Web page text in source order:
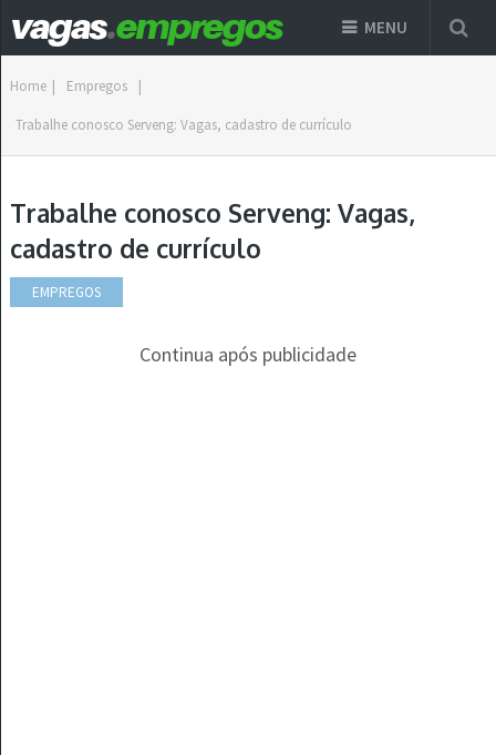
MENU
Home | Empregos |
Trabalhe conosco Serveng: Vagas, cadastro de currículo
Trabalhe conosco Serveng: Vagas,
cadastro de currículo
EMPREGOS
Continua após publicidade